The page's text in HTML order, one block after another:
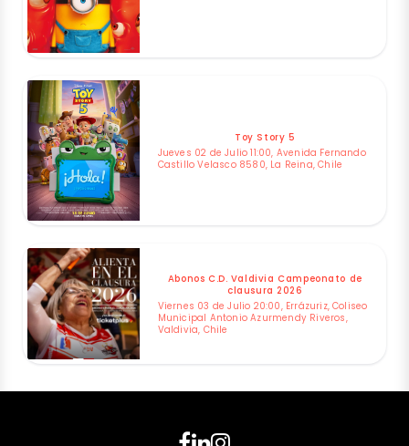
Toy Story 5
Jueves 02 de Julio 11:00, Avenida Fernando
Castillo Velasco 8580, La Reina, Chile
Abonos C.D. Valdivia Campeonato de
clausura 2026
Viernes 03 de Julio 20:00, Errázuriz, Coliseo
Municipal Antonio Azurmendy Riveros,
Valdivia, Chile